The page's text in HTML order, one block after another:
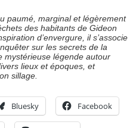
paumé, marginal et légèrement
des habitants de Gideon
d’envergure, il s’associe
sur les secrets de la
mystérieuse légende autour
lieux et époques, et
sillage.
Bluesky Facebook